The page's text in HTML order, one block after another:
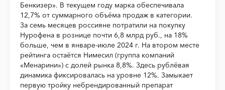
Бенкизер». В текущем году марка обеспечивала
12,7% от суммарного объёма продаж в категории.
За семь месяцев россияне потратили на покупку
Нурофена в рознице почти 6,8 млрд руб., на 18%
больше, чем в январе-июле 2024 г. На втором месте
рейтинга остаётся Нимесил (группа компаний
«Менарини») с долей рынка 8,8%. Здесь рублёвая
динамика фиксировалась на уровне 12%. Замыкает
первую тройку небрендированный препарат